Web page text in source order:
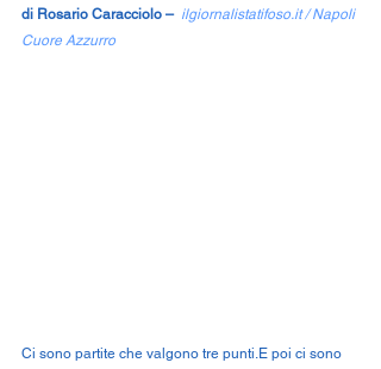
di Rosario Caracciolo – ilgiornalistatifoso.it / Napoli
Cuore Azzurro
Ci sono partite che valgono tre punti.E poi ci sono